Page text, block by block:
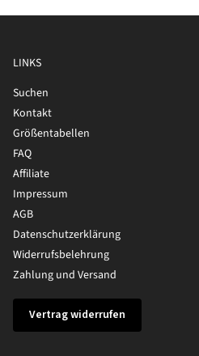
LINKS
Suchen
Kontakt
Größentabellen
FAQ
Affiliate
Impressum
AGB
Datenschutzerklärung
Widerrufsbelehrung
Zahlung und Versand
Vertrag widerrufen